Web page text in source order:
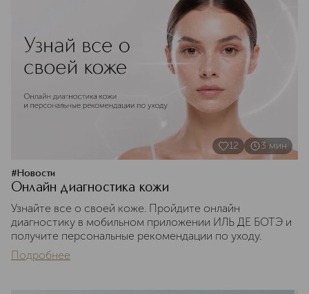
12 3 мин
# Новости
Онлайн диагностика кожи
Узнайте все о своей коже. Пройдите онлайн
диагностику в мобильном приложении ИЛЬ ДЕ БОТЭ и
получите персональные рекомендации по уходу.
Подробнее